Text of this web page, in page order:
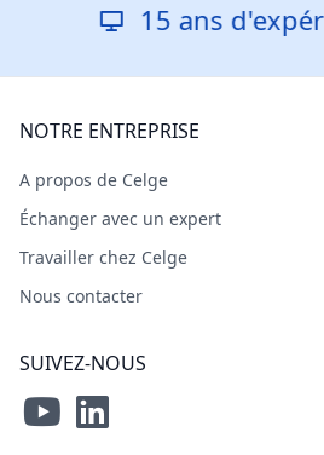
15 ans
NOTRE ENTREPRISE
A propos de Celge
Échanger avec un expert
Travailler chez Celge
Nous contacter
SUIVEZ-NOUS